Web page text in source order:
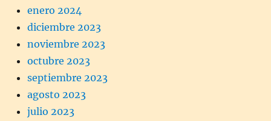
enero 2024
diciembre 2023
noviembre 2023
octubre 2023
septiembre 2023
agosto 2023
julio 2023